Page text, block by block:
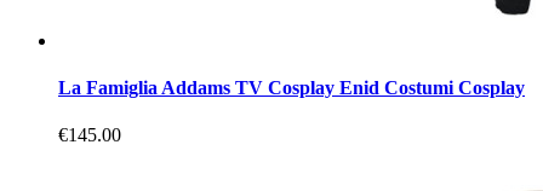
La Famiglia Addams TV Cosplay Enid Costumi Cosplay
€145.00